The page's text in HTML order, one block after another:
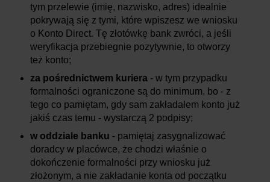
tym przelewie (imię, nazwisko, adres) idealnie
pokrywają się z tymi, które wpiszesz we wniosku
o Konto Direct. Tę złotówkę bank zwróci, a jeśli
weryfikacja przebiegnie pozytywnie, to otworzy
też konto;
za pośrednictwem kuriera - w tym przypadku
formalności ograniczone są do minimum, bo - z
tego co pamiętam, gdy sam zakładałem konto już
jakiś czas temu - wystarczą 2 podpisy;
w oddziale banku - pamiętaj zasygnalizować
doradcy w placówce, że chodzi właśnie o
dokończenie formalności przy wniosku już
złożonym, a nie zakładanie konta od początku